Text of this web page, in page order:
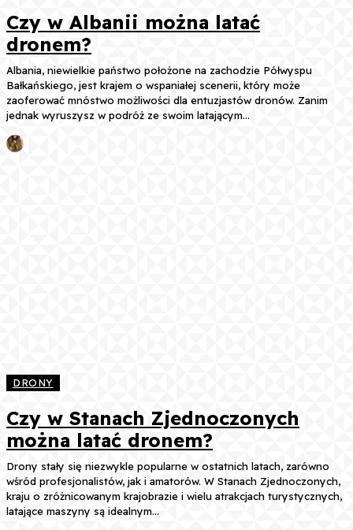
Czy w Albanii można latać
dronem?
Albania, niewielkie państwo położone na zachodzie Półwyspu
Bałkańskiego, jest krajem o wspaniałej scenerii, który może
zaoferować mnóstwo możliwości dla entuzjastów dronów. Zanim
jednak wyruszysz w podróż ze swoim latającym...
DRONY
Czy w Stanach Zjednoczonych
można latać dronem?
Drony stały się niezwykle popularne w ostatnich latach, zarówno
wśród profesjonalistów, jak i amatorów. W Stanach Zjednoczonych,
kraju o zróżnicowanym krajobrazie i wielu atrakcjach turystycznych,
latające maszyny są idealnym...